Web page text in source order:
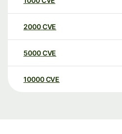
2000CVE
5000CVE
10000 CVE